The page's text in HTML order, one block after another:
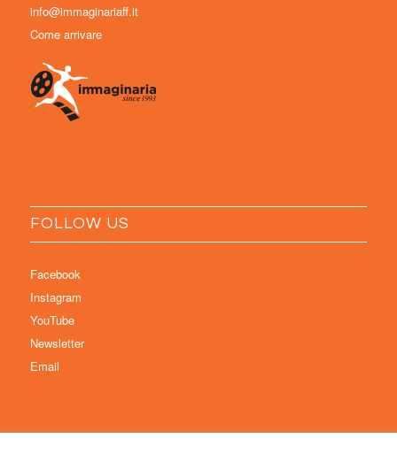
info@immaginariaff.it
Come arrivare
FOLLOW US
Facebook
Instagram
YouTube
Newsletter
Email